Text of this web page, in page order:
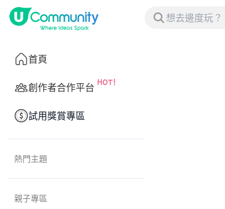
首頁
創作者合作平台
試用獎賞專區
熱門主題
親子專區